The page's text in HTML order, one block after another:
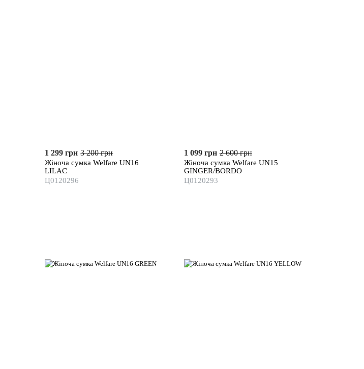
1 299 грн 3 200 грн
Жіноча сумка Welfare UN16
LILAC
Ц0120296
1 099 грн 2 600 грн
Жіноча сумка Welfare UN15
GINGER/BORDO
Ц0120293